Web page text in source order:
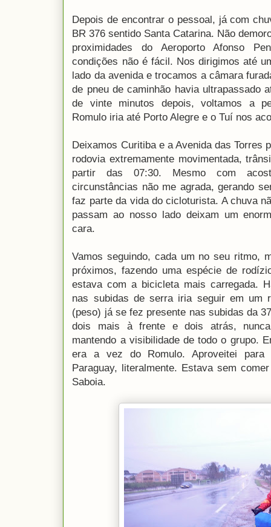
Depois de encontrar o pessoal, já com
BR 376 sentido Santa Catarina. Não
proximidades do Aeroporto Afonso
condições não é fácil. Nos dirigimos até
lado da avenida e trocamos a câmara
de pneu de caminhão havia ultrapassado
de vinte minutos depois, voltamos a
Romulo iria até Porto Alegre e o Tuí nos
Deixamos Curitiba e a Avenida das Torres
rodovia extremamente movimentada,
partir das 07:30. Mesmo com
circunstâncias não me agrada, gerando
faz parte da vida do cicloturista. A chuva
passam ao nosso lado deixam um
cara.
Vamos seguindo, cada um no seu ritmo,
próximos, fazendo uma espécie de
estava com a bicicleta mais carregada.
nas subidas de serra iria seguir em um
(peso) já se fez presente nas subidas da
dois mais à frente e dois atrás,
mantendo a visibilidade de todo o grupo.
era a vez do Romulo. Aproveitei
Paraguay, literalmente. Estava sem
Saboia.